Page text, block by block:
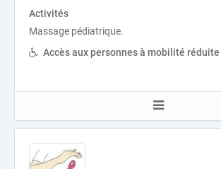
Activités
Massage pédiatrique.
Accès aux personnes à mobilité réduite